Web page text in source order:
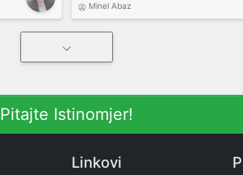
Minel Abaz
Pitajte Istinomjer!
Linkovi